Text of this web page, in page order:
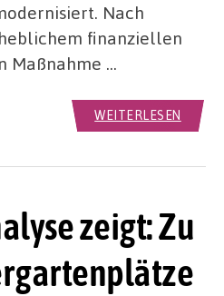
Nach
finanziellen
Maßnahme …
WEITERLESEN
zeigt: Zu